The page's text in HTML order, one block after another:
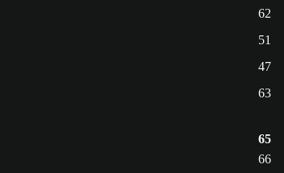
62
51
47
63
65
66